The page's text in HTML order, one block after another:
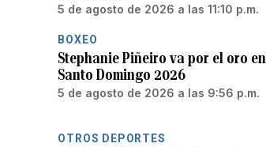
5 de agosto de 2026 a las 11:10 p.m.
BOXEO
Stephanie Piñeiro va por el oro en
Santo Domingo 2026
5 de agosto de 2026 a las 9:56 p.m.
OTROS DEPORTES